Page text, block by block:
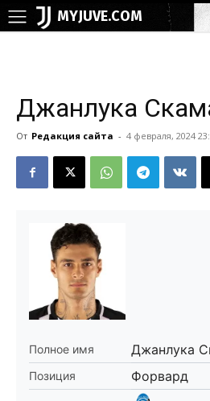
MYJUVE.COM
Джанлука
От Редакция сайта - 4 февраля, 2024
Полное имя Джанлука
Позиция Форвард